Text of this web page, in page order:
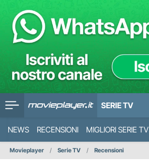
SERIE TV
NEWS RECENSIONI MIGLIORI SERIE TV
Movieplayer Serie TV Recensioni